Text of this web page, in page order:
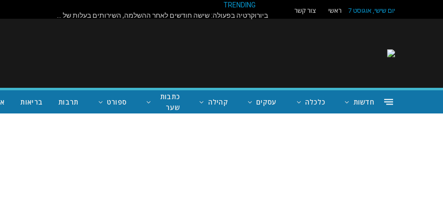
יום שישי, אוגוסט 7 ראשי צור קשר
TRENDING
ביורוקרטיה בפעולה: שישה חודשים לאחר ההשלמה, השירותים בעלות של מיליון דולר בראניון קניון – במחוז של נית'יה ראמן – עדיין סגורים
חדשות כלכלה עסקים קהילה
כתבות
שער
ספורט תרבות בריאות